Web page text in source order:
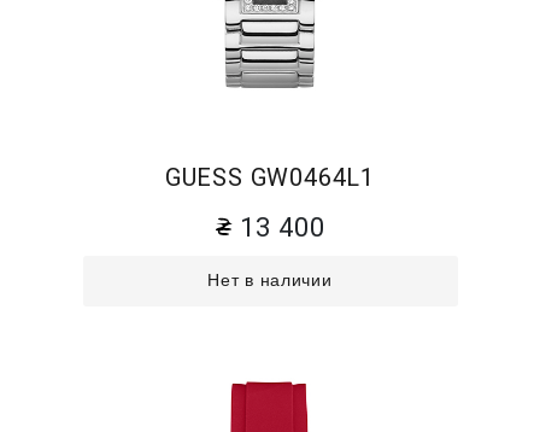
GUESS GW0464L1
13 400
Нет в наличии